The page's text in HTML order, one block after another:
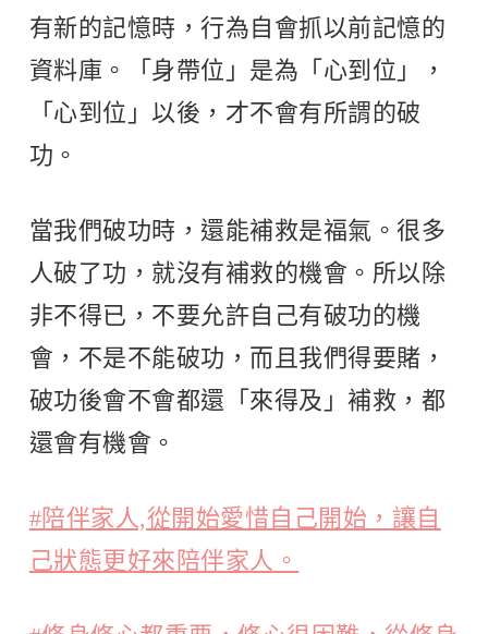
有新的記憶時，行為自會抓以前記憶的
資料庫。「身帶位」是為「心到位」，
「心到位」以後，才不會有所謂的破
功。
當我們破功時，還能補救是福氣。很多
人破了功，就沒有補救的機會。所以除
非不得已，不要允許自己有破功的機
會，不是不能破功，而且我們得要賭，
破功後會不會都還「來得及」補救，都
還會有機會。
#陪伴家人,從開始愛惜自己開始，讓自
己狀態更好來陪伴家人。